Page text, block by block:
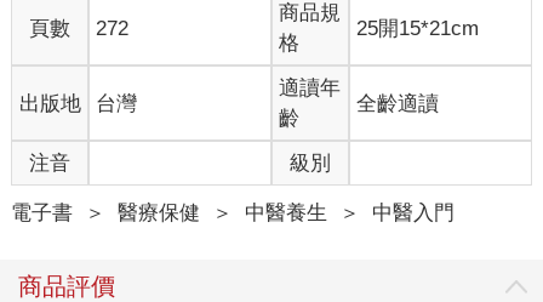
頁數 272
商品規
格
25開15*21cm
出版地 台灣
適讀年
齡
全齡適讀
注音 級別
電子書 ＞ 醫療保健 ＞ 中醫養生 ＞ 中醫入門
商品評價